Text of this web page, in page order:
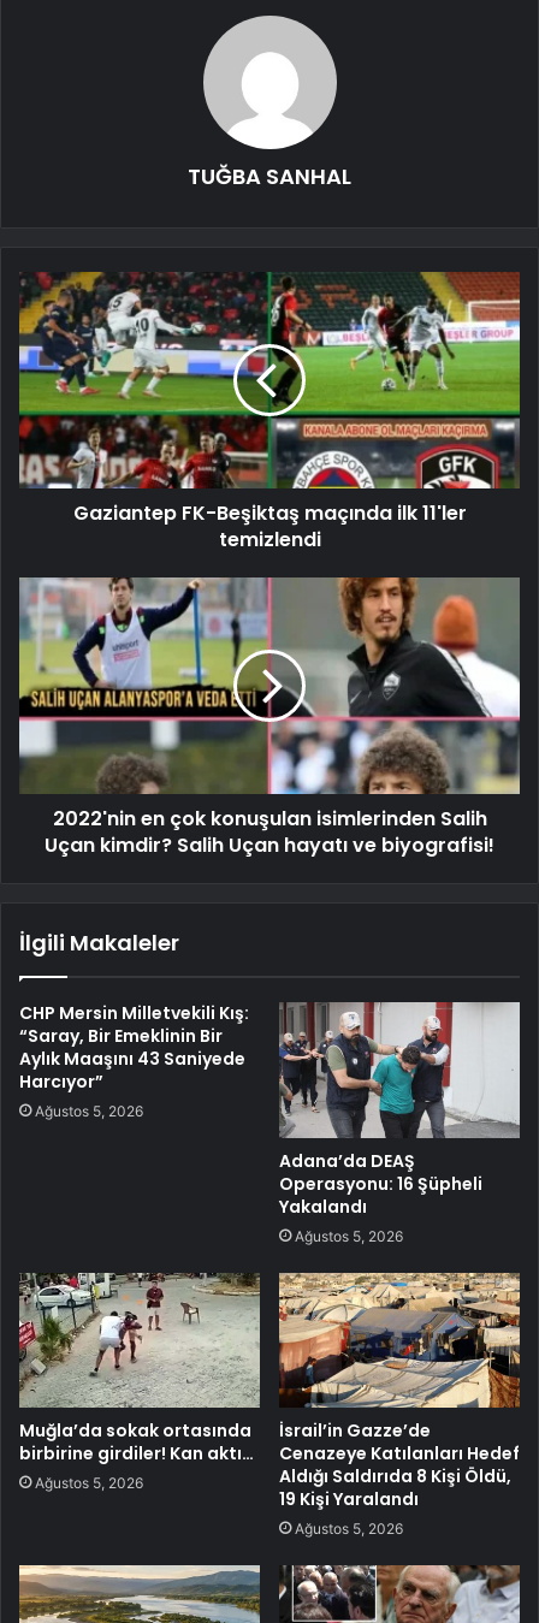
TUĞBA SANHAL
Gaziantep FK-Beşiktaş maçında ilk 11'ler
temizlendi
2022'nin en çok konuşulan isimlerinden Salih
Uçan kimdir? Salih Uçan hayatı ve biyografisi!
İlgili Makaleler
CHP Mersin Milletvekili Kış:
“Saray, Bir Emeklinin Bir
Aylık Maaşını 43 Saniyede
Harcıyor”
Ağustos 5, 2026
Adana’da DEAŞ
Operasyonu: 16 Şüpheli
Yakalandı
Ağustos 5, 2026
Muğla’da sokak ortasında
birbirine girdiler! Kan aktı…
Ağustos 5, 2026
İsrail’in Gazze’de
Cenazeye Katılanları Hedef
Aldığı Saldırıda 8 Kişi Öldü,
19 Kişi Yaralandı
Ağustos 5, 2026